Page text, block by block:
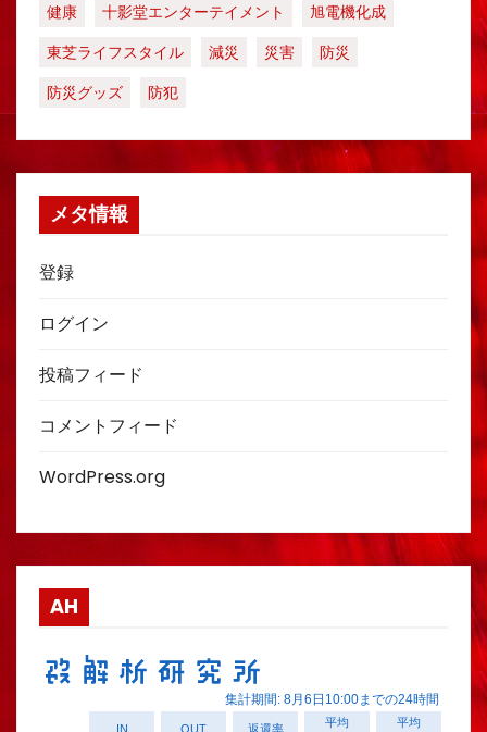
健康
十影堂エンターテイメント
旭電機化成
東芝ライフスタイル
減災 災害
防災
防災グッズ
防犯
メタ情報
登録
ログイン
投稿フィード
コメントフィード
WordPress.org
AH